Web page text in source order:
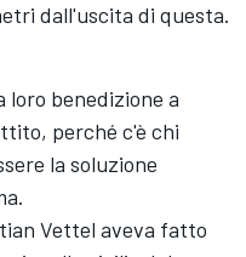
dall'uscita di questa.
loro benedizione a
perché c'è chi
la soluzione
Vettel aveva fatto